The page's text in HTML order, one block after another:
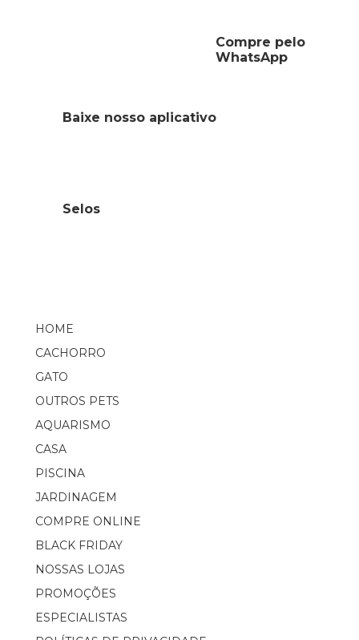
Compre pelo
WhatsApp
HOME
CACHORRO
GATO
OUTROS PETS
AQUARISMO
CASA
PISCINA
JARDINAGEM
COMPRE ONLINE
BLACK FRIDAY
NOSSAS LOJAS
PROMOÇÕES
ESPECIALISTAS
Baixe nosso aplicativo
Selos